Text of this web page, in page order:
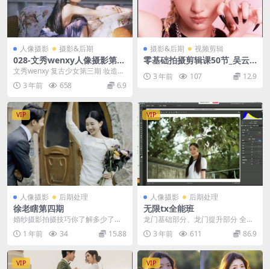
人像摄影 摄影&后期
028-文秀wenxy人像摄影第三
期
文秀wenxy 复古少女第三期 妆造
+摄影【1080P】
3 年前 658 6.9
摄影&后期 视频剪辑
零基础拍摄剪辑课50节_吴云
3 年前 107 12.9
VIP
人像摄影 后期处理
徐老瞎第四期
婚纱摄影拍摄技巧你了解多少了，
可能会有很多新人对婚纱摄影拍摄
技巧一点都不懂，但是...
1 年前 34 15.88
VIP
人像摄影 后期处理
无限tx全能班
龙门基础部分、龙门提升部分 全能
班=基础课程+进阶 课程它是一个长
钱班。两到三年...
3 年前 611 86.9
VIP VIP